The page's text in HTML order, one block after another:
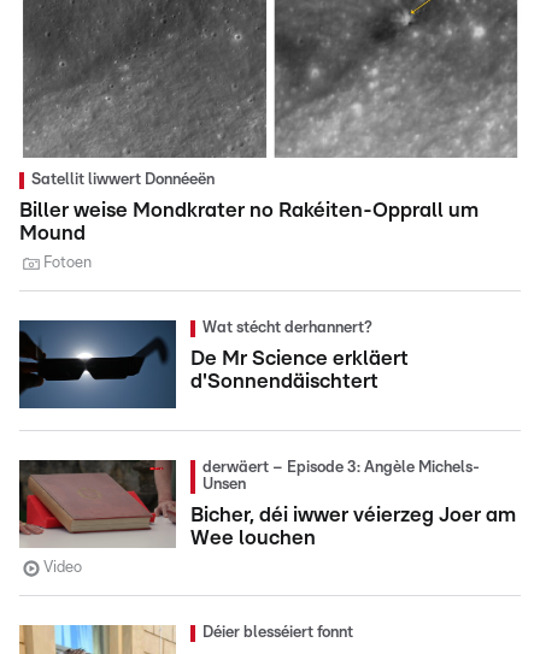
Satellit liwwert Donnéeën
Biller weise Mondkrater no Rakéiten-Opprall um
Mound
Fotoen
Wat stécht derhannert?
De Mr Science erkläert
d'Sonnendäischtert
derwäert – Episode 3: Angèle Michels-
Unsen
Bicher, déi iwwer véierzeg Joer am
Wee louchen
Video
Déier blesséiert fonnt